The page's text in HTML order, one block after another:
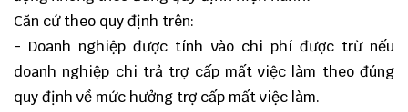
Căn cứ theo quy định trên:
- Doanh nghiệp được tính vào chi phí được trừ nếu
doanh nghiệp chi trả trợ cấp mất việc làm theo đúng
quy định về mức hưởng trợ cấp mất việc làm.